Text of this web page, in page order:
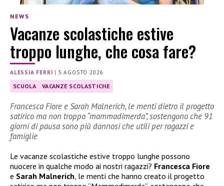
NEWS
Vacanze scolastiche estive
troppo lunghe, che cosa fare?
ALESSIA FERRI | 5 AGOSTO 2026
SCUOLA VACANZE SCOLASTICHE
Francesca Fiore e Sarah Malnerich, le menti dietro il progetto
satirico ma non troppo “mammadimerda”, sostengono che 91
giorni di pausa sono più dannosi che utili per ragazzi e
famiglie
Le vacanze scolastiche estive troppo lunghe possono
nuocere in qualche modo ai nostri ragazzi? Francesca Fiore
e Sarah Malnerich , le menti che hanno creato il progetto